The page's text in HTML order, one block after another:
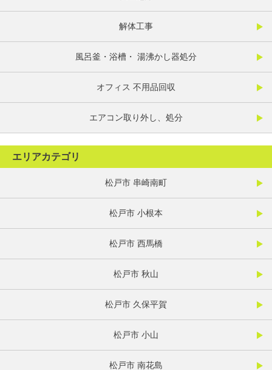
解体工事
風呂釜・浴槽・ 湯沸かし器処分
オフィス 不用品回収
エアコン取り外し、処分
エリアカテゴリ
松戸市 串崎南町
松戸市 小根本
松戸市 西馬橋
松戸市 秋山
松戸市 久保平賀
松戸市 小山
松戸市 南花島